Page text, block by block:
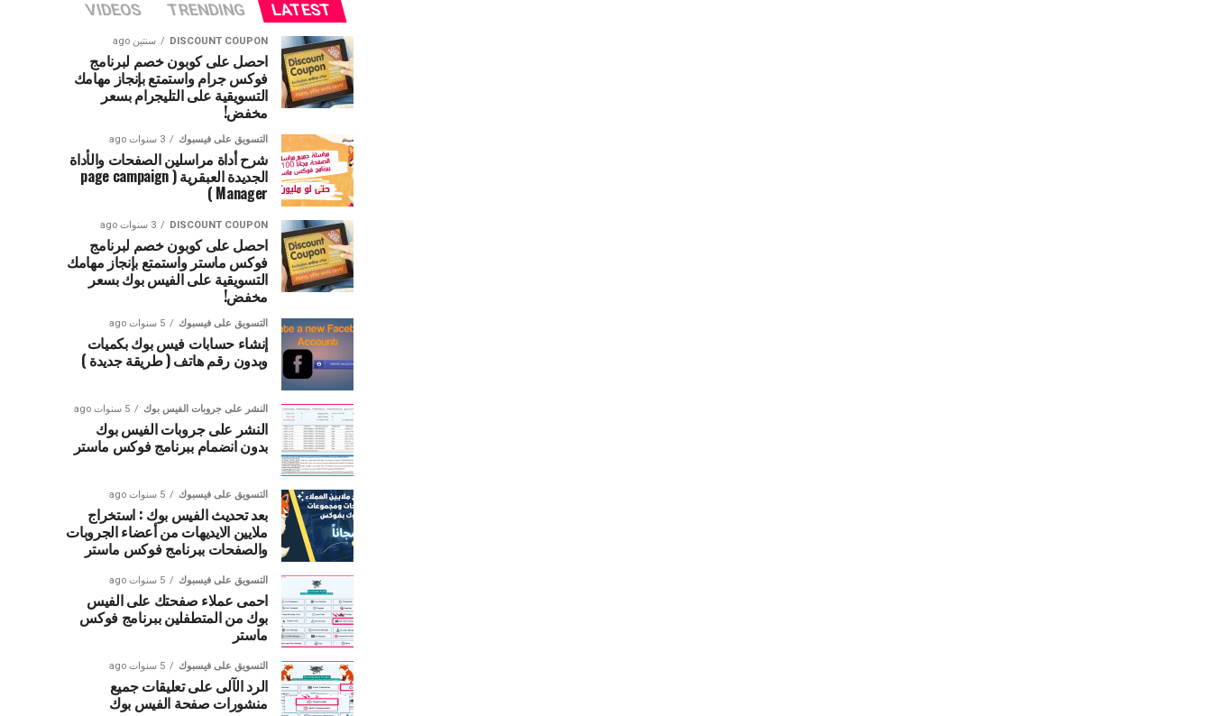
LATEST
TRENDING
VIDEOS
DISCOUNT COUPON سنتين ago
احصل على كوبون خصم لبرنامج
فوكس جرام واستمتع بإنجاز مهامك
التسويقية على التليجرام بسعر
مخفض!
التسويق على فيسبوك 3 سنوات ago
شرح أداة مراسلين الصفحات والأداة
الجديدة العبقرية ( page campaign
Manager )
DISCOUNT COUPON 3 سنوات ago
احصل على كوبون خصم لبرنامج
فوكس ماستر واستمتع بإنجاز مهامك
التسويقية على الفيس بوك بسعر
مخفض!
التسويق على فيسبوك 5 سنوات ago
إنشاء حسابات فيس بوك بكميات
وبدون رقم هاتف ( طريقة جديدة )
النشر على جروبات الفيس بوك 5 سنوات ago
النشر على جروبات الفيس بوك
بدون انضمام ببرنامج فوكس ماستر
التسويق على فيسبوك 5 سنوات ago
بعد تحديث الفيس بوك : استخراج
ملايين الايديهات من أعضاء الجروبات
والصفحات ببرنامج فوكس ماستر
التسويق على فيسبوك 5 سنوات ago
احمى عملاء صفحتك على الفيس
بوك من المتطفلين ببرنامج فوكس
ماستر
التسويق على فيسبوك 5 سنوات ago
الرد الآلى على تعليقات جميع
منشورات صفحة الفيس بوك